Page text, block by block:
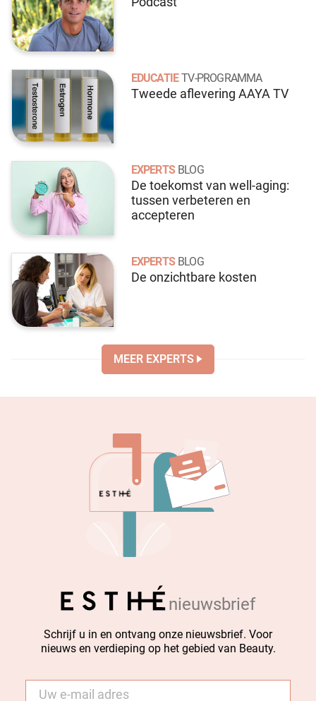
EDUCATIE TV-PROGRAMMA
Tweede aflevering AAYA TV
EXPERTS BLOG
De toekomst van well-aging:
tussen verbeteren en
accepteren
EXPERTS BLOG
De onzichtbare kosten
MEER EXPERTS
nieuwsbrief
Schrijf u in en ontvang onze nieuwsbrief. Voor
nieuws en verdieping op het gebied van Beauty.